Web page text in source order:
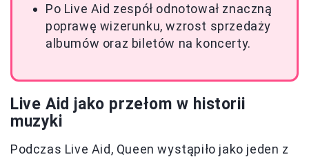
Po Live Aid zespół odnotował znaczną
poprawę wizerunku, wzrost sprzedaży
albumów oraz biletów na koncerty.
Live Aid jako przełom w historii
muzyki
Podczas Live Aid, Queen wystąpiło jako jeden z